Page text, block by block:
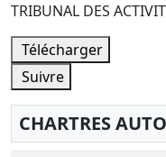
TRIBUNAL DES
Télécharger
Suivre
CHARTRES AUTO